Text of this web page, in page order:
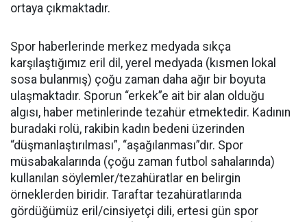
ortaya çıkmaktadır.
Spor haberlerinde merkez medyada sıkça
karşılaştığımız eril dil, yerel medyada (kısmen lokal
sosa bulanmış) çoğu zaman daha ağır bir boyuta
ulaşmaktadır. Sporun “erkek”e ait bir alan olduğu
algısı, haber metinlerinde tezahür etmektedir. Kadının
buradaki rolü, rakibin kadın bedeni üzerinden
“düşmanlaştırılması”, “aşağılanması”dır. Spor
müsabakalarında (çoğu zaman futbol sahalarında)
kullanılan söylemler/tezahüratlar en belirgin
örneklerden biridir. Taraftar tezahüratlarında
gördüğümüz eril/cinsiyetçi dili, ertesi gün spor